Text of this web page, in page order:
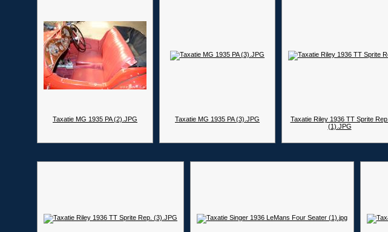
Taxatie MG 1935 PA (2).JPG Taxatie MG 1935 PA (3).JPG
Taxatie Riley 1936 TT Sprite Rep.
(1).JPG